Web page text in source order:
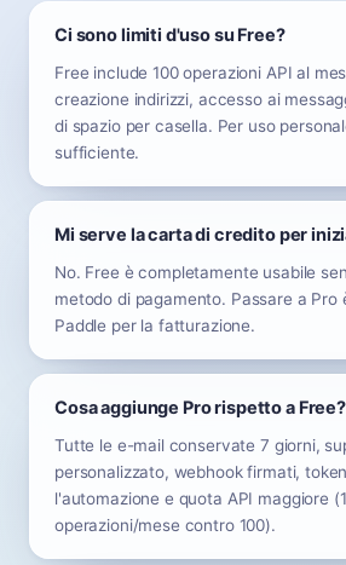
Ci sono limiti d'uso su Free?
Free include 100 operazioni API al
creazione indirizzi, accesso ai
di spazio per casella. Per uso
sufficiente.
Mi serve la carta di credito per
No. Free è completamente usabile
metodo di pagamento. Passare a Pro
Paddle per la fatturazione.
Cosa aggiunge Pro rispetto a Free?
Tutte le e-mail conservate 7 giorni,
personalizzato, webhook firmati,
l'automazione e quota API maggiore
operazioni/mese contro 100).